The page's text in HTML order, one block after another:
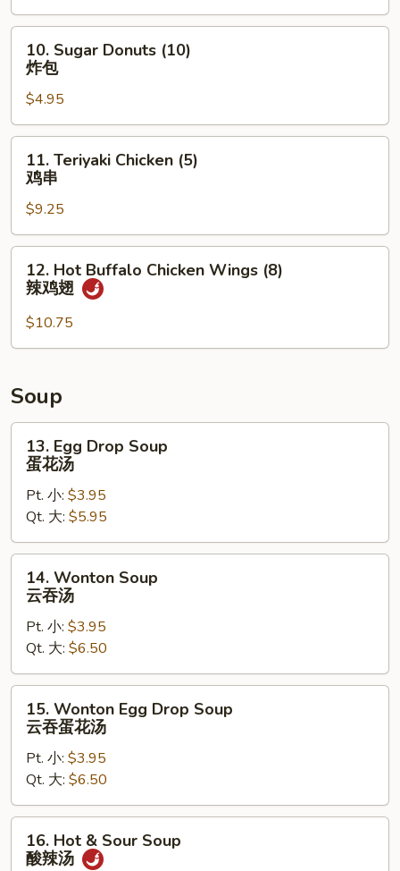
盘
Sugar
Donuts
(10)
炸
包
10. Sugar Donuts (10)
炸包
$4.95
Teriyaki
Chicken
(5)
鸡
串
11. Teriyaki Chicken (5)
鸡串
$9.25
Hot
Buffalo
Chicken
Wings
辣
鸡
翅
12. Hot Buffalo Chicken Wings (8)
辣鸡翅
$10.75
Soup
Egg
Drop
Soup
花
汤
13. Egg Drop Soup
蛋花汤
Pt. 小: $3.95
Qt. 大: $5.95
Wonton
Soup
汤
14. Wonton Soup
云吞汤
Pt. 小: $3.95
Qt. 大: $6.50
Wonton
Egg
Drop
Soup
云
吞
15. Wonton Egg Drop Soup
云吞蛋花汤
Pt. 小: $3.95
Qt. 大: $6.50
Hot16. Hot & Sour Soup
酸辣汤